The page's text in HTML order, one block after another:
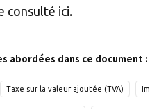
consulté ici.
abordées dans ce document :
Taxe sur la valeur ajoutée (TVA)